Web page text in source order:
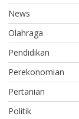
News
Olahraga
Pendidikan
Perekonomian
Pertanian
Politik